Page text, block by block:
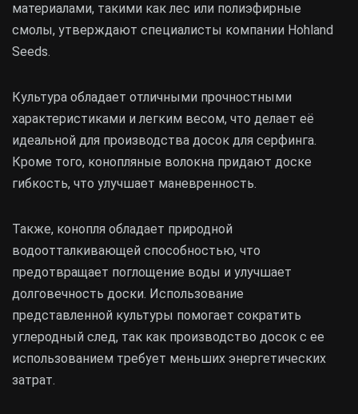
материалами, такими как лес или полиэфирные
смолы, утверждают специалисты компании Hohland
Seeds.
Культура обладает отличными прочностными
характеристиками и легким весом, что делает её
идеальной для производства досок для серфинга.
Кроме того, конопляные волокна придают доске
гибкость, что улучшает маневренность.
Также, конопля обладает природной
водоотталкивающей способностью, что
предотвращает поглощение воды и улучшает
долговечность доски. Использование
представленной культуры помогает сократить
углеродный след, так как производство досок с ее
использованием требует меньших энергетических
затрат.